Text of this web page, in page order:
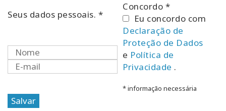
Seus dados pessoais. *
Concordo *
Eu concordo com
Declaração de
Proteção de Dados
e Política de
Privacidade .
* informação necessária
Salvar